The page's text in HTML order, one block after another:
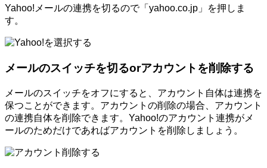
Yahoo!メールの連携を切るので「yahoo.co.jp」を押しま
す。
メールのスイッチを切るorアカウントを削除する
メールのスイッチをオフにすると、アカウント自体は連携を
保つことができます。アカウントの削除の場合、アカウント
の連携自体を削除できます。Yahoo!のアカウント連携がメ
ールのためだけであればアカウントを削除しましょう。